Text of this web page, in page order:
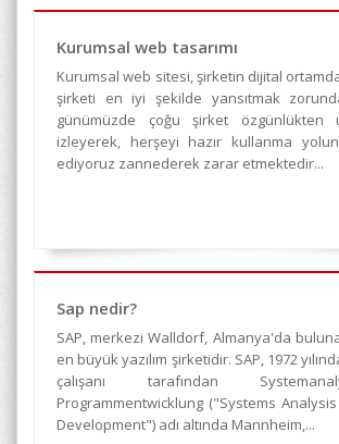
Kurumsal web tasarımı
Kurumsal web sitesi, şirketin dijital
şirketi en iyi şekilde yansıtmak
günümüzde çoğu şirket
izleyerek, herşeyi hazır kullanma
ediyoruz zannederek zarar etmektedir...
Sap nedir?
SAP, merkezi Walldorf, Almanya'da
en büyük yazılım şirketidir. SAP, 1972
çalışanı tarafından
Programmentwicklung ("Systems
Development") adı altında Mannheim,...